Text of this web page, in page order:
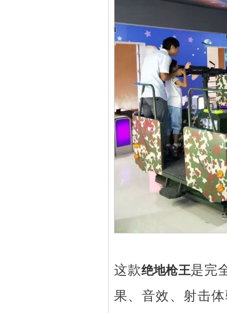
这款绝地枪王是完
果、音效、射击